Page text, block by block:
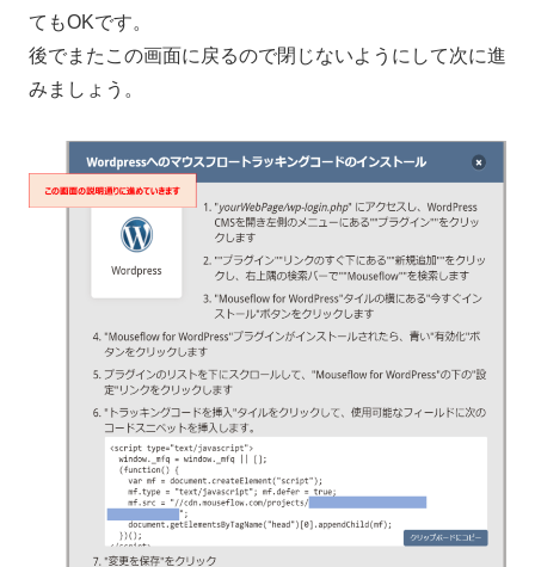
てもOKです。
後でまたこの画面に戻るので閉じないようにして次に進
みましょう。